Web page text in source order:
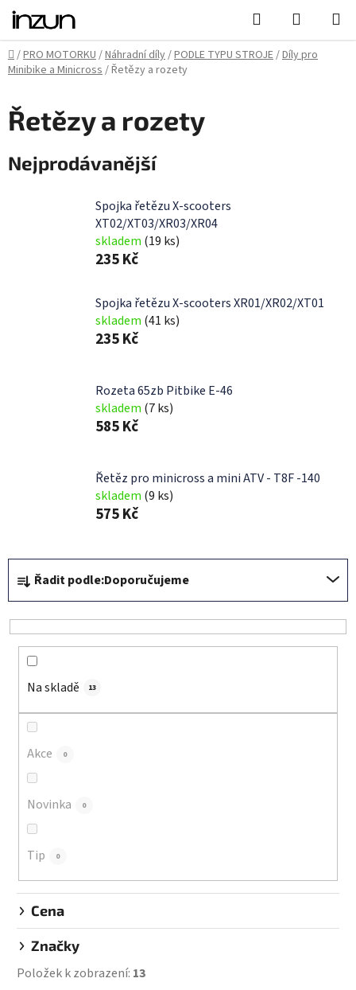
Přejít
obsah
Hledat
KOŠÍK
Domů
/PRO MOTORKU/Náhradní díly/PODLE TYPU STROJE/Díly pro
Minibike a Minicross/Řetězy a rozety
Řetězy a rozety
Nejprodávanější
Spojka řetězu X-scooters
XT02/XT03/XR03/XR04
skladem (19 ks)
235 Kč
Spojka řetězu X-scooters XR01/XR02/XT01
skladem (41 ks)
235 Kč
Rozeta 65zb Pitbike E-46
skladem (7 ks)
585 Kč
Řetěz pro minicross a mini ATV - T8F -140
skladem (9 ks)
575 Kč
Ř
a
z
e
Řadit podle:Doporučujeme
Na skladě 13
Akce 0
Novinka 0
Tip 0
Cena
Značky
Položek k zobrazení: 13